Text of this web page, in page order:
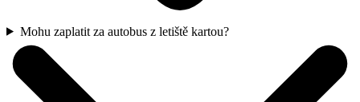
Mohu zaplatit za autobus z letiště kartou?